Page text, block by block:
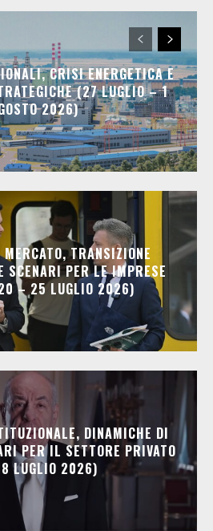
CRISI ENERGETICA E
(27 LUGLIO – 1
2026)
TRANSIZIONE
SCENARI PER LE IMPRESE
– 25 LUGLIO 2026)
DINAMICHE DI
PER IL SETTORE PRIVATO
LUGLIO 2026)